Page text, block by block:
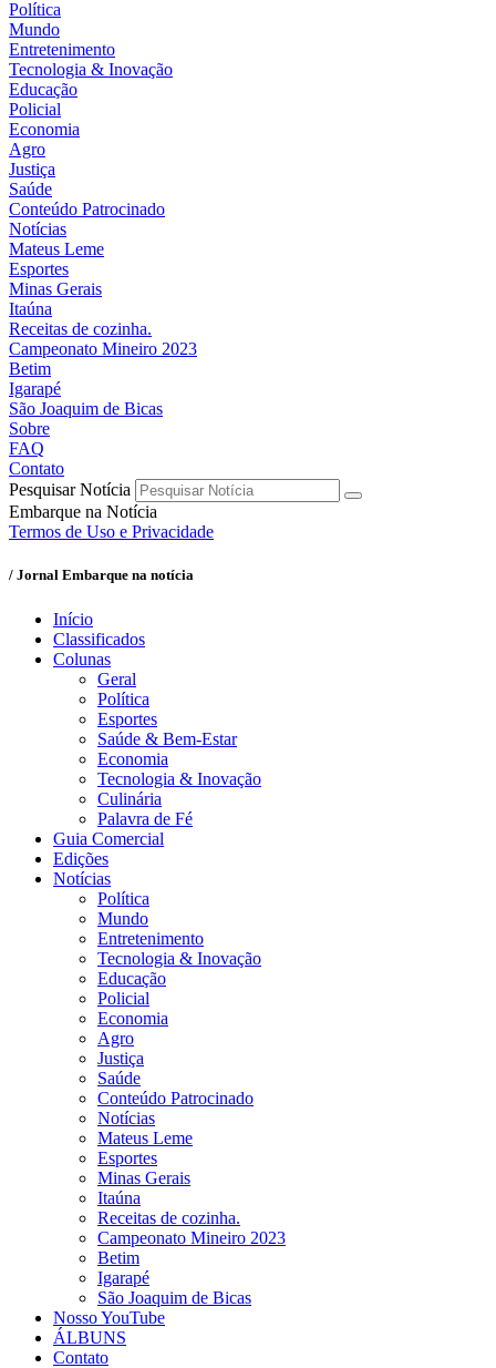
Política
Mundo
Entretenimento
Tecnologia & Inovação
Educação
Policial
Economia
Agro
Justiça
Saúde
Conteúdo Patrocinado
Notícias
Mateus Leme
Esportes
Minas Gerais
Itaúna
Receitas de cozinha.
Campeonato Mineiro 2023
Betim
Igarapé
São Joaquim de Bicas
Sobre
FAQ
Contato
Pesquisar Notícia
Embarque na Notícia
Termos de Uso e Privacidade
/ Jornal Embarque na notícia
Início
Classificados
Colunas
Geral
Política
Esportes
Saúde & Bem-Estar
Economia
Tecnologia & Inovação
Culinária
Palavra de Fé
Guia Comercial
Edições
Notícias
Política
Mundo
Entretenimento
Tecnologia & Inovação
Educação
Policial
Economia
Agro
Justiça
Saúde
Conteúdo Patrocinado
Notícias
Mateus Leme
Esportes
Minas Gerais
Itaúna
Receitas de cozinha.
Campeonato Mineiro 2023
Betim
Igarapé
São Joaquim de Bicas
Nosso YouTube
ÁLBUNS
Contato